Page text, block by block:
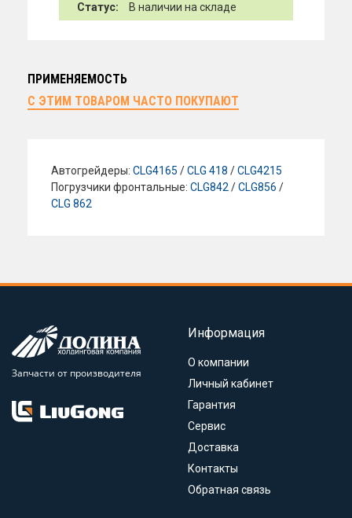
Статус: В наличии на складе
ПРИМЕНЯЕМОСТЬ
С ЭТИМ ТОВАРОМ ЧАСТО ПОКУПАЮТ
Автогрейдеры: CLG4165 /CLG 418 /CLG4215
Погрузчики фронтальные: CLG842 /CLG856 /
CLG 862
Запчасти от производителя
Информация
О компании
Личный кабинет
Гарантия
Сервис
Доставка
Контакты
Обратная связь